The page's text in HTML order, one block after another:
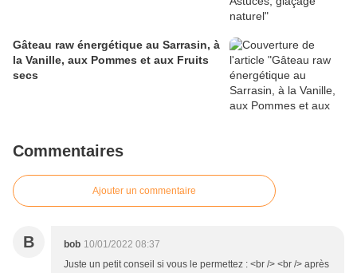
Gâteau raw énergétique au Sarrasin, à
la Vanille, aux Pommes et aux Fruits
secs
Commentaires
Ajouter un commentaire
B bob 10/01/2022 08:37
Juste un petit conseil si vous le permettez : <br /> <br /> après